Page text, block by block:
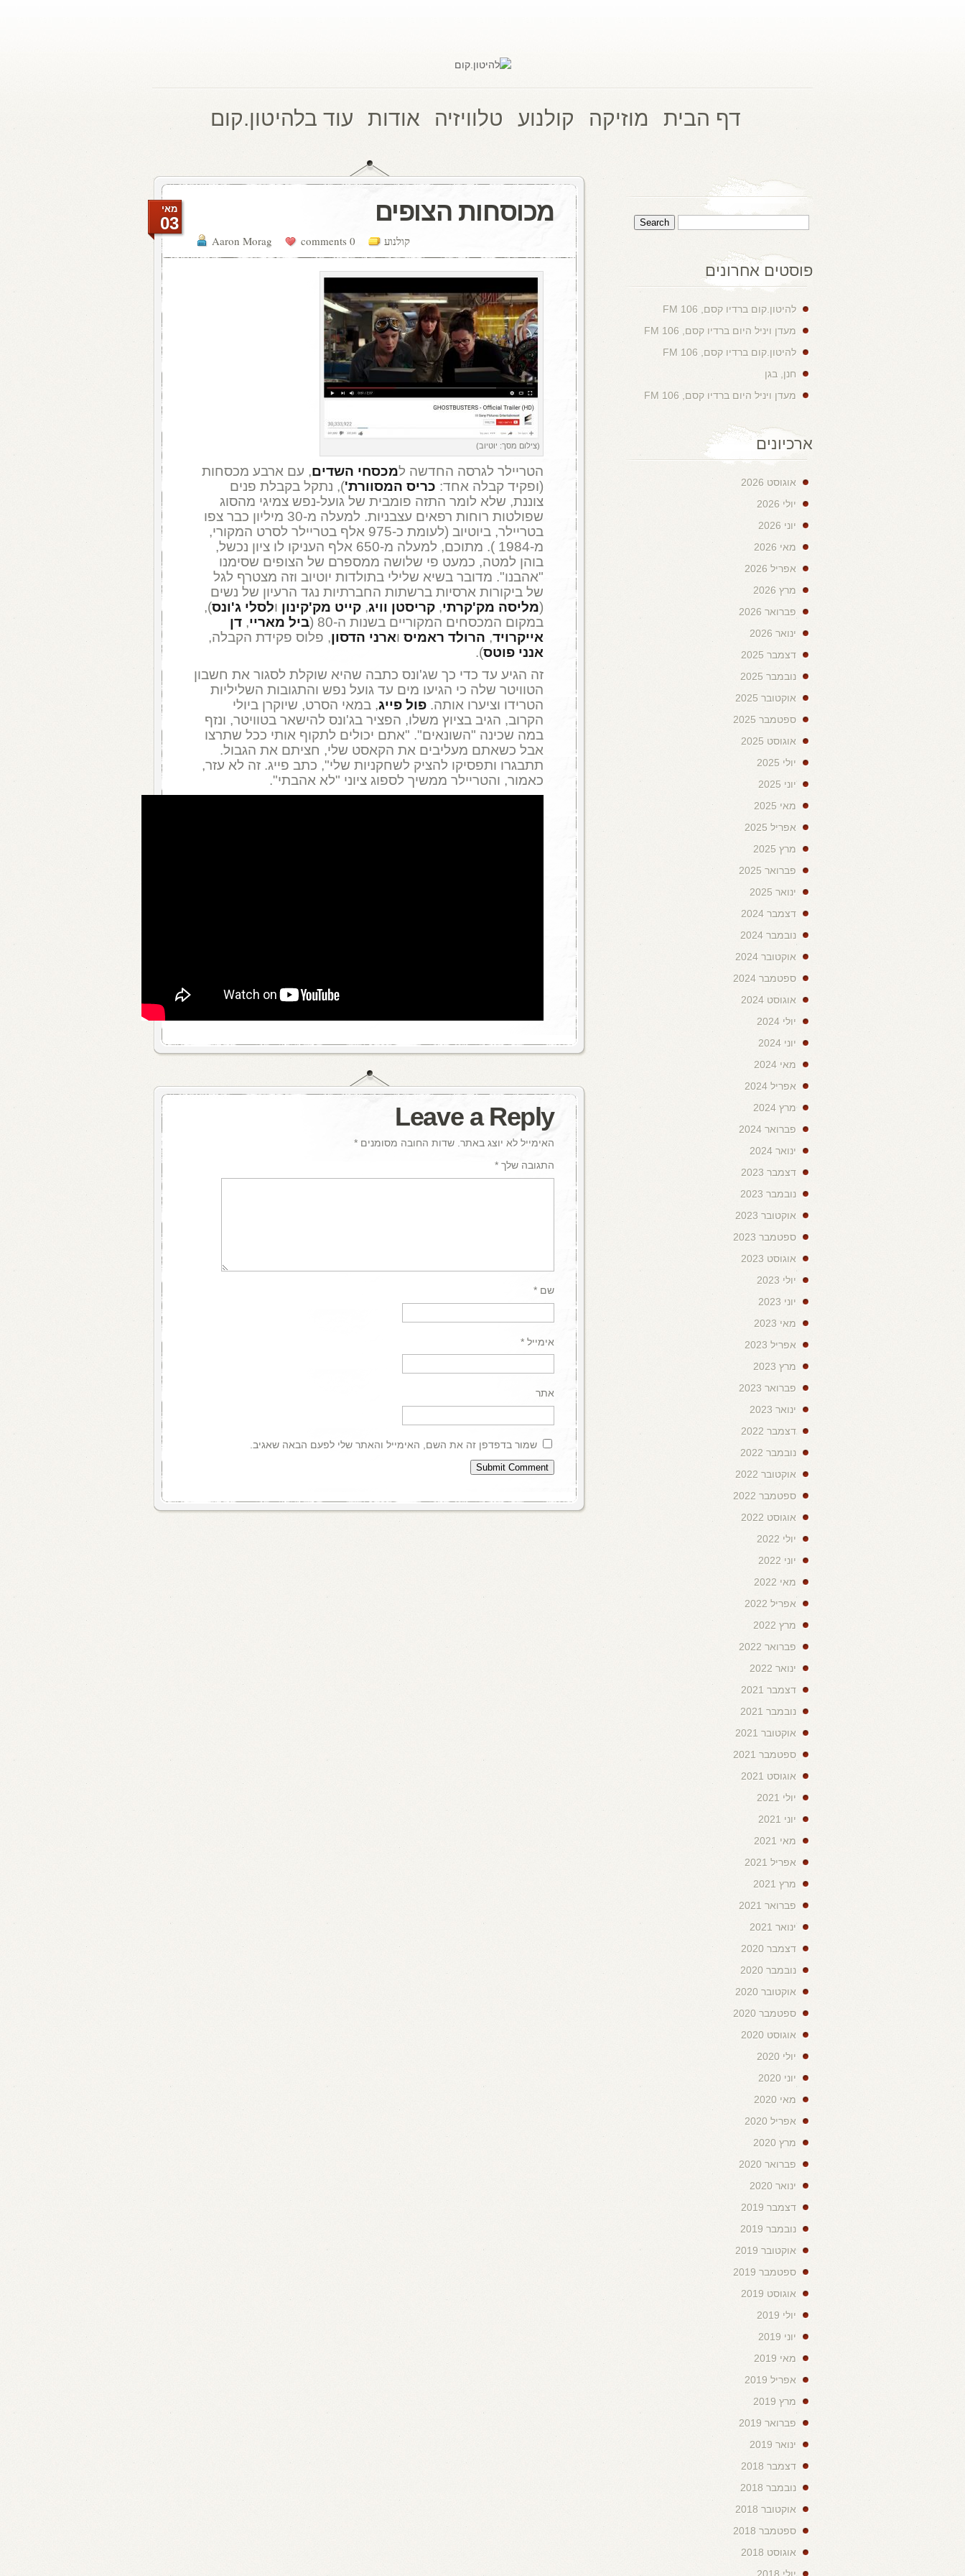
דף הבית מוזיקה קולנוע טלוויזיה אודות עוד בלהיטון.קום
מכוסחות הצופים
Aaron Morag 0 comments קולנוע
מאי
03
(צילום מסך: יוטיוב)
הטריילר לגרסה החדשה למכסחי השדים, עם ארבע מכסחות
(ופקיד קבלה אחד: כריס המסוורת'), נתקל בקבלת פנים
צוננת, שלא לומר התזה פומבית של גועל-נפש צמיגי מהסוג
שפולטות רוחות רפאים עצבניות. למעלה מ-30 מיליון כבר צפו
בטריילר, ביוטיוב (לעומת כ-975 אלף בטריילר לסרט המקורי,
מ-1984 ). מתוכם, למעלה מ-650 אלף העניקו לו ציון נכשל,
בוהן למטה, כמעט פי שלושה ממספרם של הצופים שסימנו
"אהבנו". מדובר בשיא שלילי בתולדות יוטיוב וזה מצטרף לגל
של ביקורות ארסיות ברשתות החברתיות נגד הרעיון של נשים
(מליסה מק'קרתי, קריסטן וויג, קייט מק'קינון ולסלי ג'ונס),
במקום המכסחים המקוריים בשנות ה-80 (
ביל מאריי, דן
אייקרויד, הרולד ראמיס וארני הדסון, פלוס פקידת הקבלה,
אנני פוטס).
זה הגיע עד כדי כך שג'ונס כתבה שהיא שוקלת לסגור את חשבון
הטוויטר שלה כי הגיעו מים עד גועל נפש והתגובות השליליות
הטרידו וציערו אותה. פול פייג, במאי הסרט, שיוקרן ביולי
הקרוב, הגיב בציוץ משלו, הפציר בג'ונס להישאר בטוויטר, ונזף
במה שכינה "השונאים". "אתם יכולים לתקוף אותי ככל שתרצו
אבל כשאתם מעליבים את הקאסט שלי, חציתם את הגבול.
תתבגרו ותפסיקו להציק לשחקניות שלי", כתב פייג. זה לא עזר,
כאמור, והטריילר ממשיך לספוג ציוני "לא אהבתי".
Leave a Reply
האימייל לא יוצג באתר. שדות החובה מסומנים *
התגובה שלך *
שם *
אימייל *
אתר
שמור בדפדפן זה את השם, האימייל והאתר שלי לפעם הבאה שאגיב.
פוסטים אחרונים
להיטון.קום ברדיו קסם, 106 FM
מעדן ויניל היום ברדיו קסם, 106 FM
להיטון.קום ברדיו קסם, 106 FM
חנן, בגן
מעדן ויניל היום ברדיו קסם, 106 FM
ארכיונים
אוגוסט 2026
יולי 2026
יוני 2026
מאי 2026
אפריל 2026
מרץ 2026
פברואר 2026
ינואר 2026
דצמבר 2025
נובמבר 2025
אוקטובר 2025
ספטמבר 2025
אוגוסט 2025
יולי 2025
יוני 2025
מאי 2025
אפריל 2025
מרץ 2025
פברואר 2025
ינואר 2025
דצמבר 2024
נובמבר 2024
אוקטובר 2024
ספטמבר 2024
אוגוסט 2024
יולי 2024
יוני 2024
מאי 2024
אפריל 2024
מרץ 2024
פברואר 2024
ינואר 2024
דצמבר 2023
נובמבר 2023
אוקטובר 2023
ספטמבר 2023
אוגוסט 2023
יולי 2023
יוני 2023
מאי 2023
אפריל 2023
מרץ 2023
פברואר 2023
ינואר 2023
דצמבר 2022
נובמבר 2022
אוקטובר 2022
ספטמבר 2022
אוגוסט 2022
יולי 2022
יוני 2022
מאי 2022
אפריל 2022
מרץ 2022
פברואר 2022
ינואר 2022
דצמבר 2021
נובמבר 2021
אוקטובר 2021
ספטמבר 2021
אוגוסט 2021
יולי 2021
יוני 2021
מאי 2021
אפריל 2021
מרץ 2021
פברואר 2021
ינואר 2021
דצמבר 2020
נובמבר 2020
אוקטובר 2020
ספטמבר 2020
אוגוסט 2020
יולי 2020
יוני 2020
מאי 2020
אפריל 2020
מרץ 2020
פברואר 2020
ינואר 2020
דצמבר 2019
נובמבר 2019
אוקטובר 2019
ספטמבר 2019
אוגוסט 2019
יולי 2019
יוני 2019
מאי 2019
אפריל 2019
מרץ 2019
פברואר 2019
ינואר 2019
דצמבר 2018
נובמבר 2018
אוקטובר 2018
ספטמבר 2018
אוגוסט 2018